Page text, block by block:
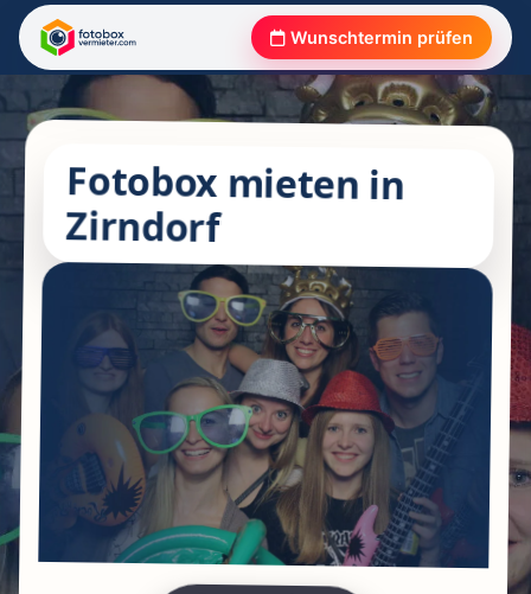
Wunschtermin prüfen
Fotobox mieten in
Zirndorf